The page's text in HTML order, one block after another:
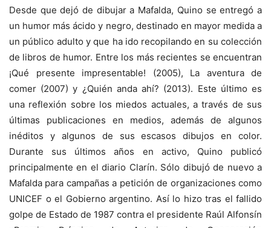
Desde que dejó de dibujar a Mafalda, Quino se entregó a
un humor más ácido y negro, destinado en mayor medida a
un público adulto y que ha ido recopilando en su colección
de libros de humor. Entre los más recientes se encuentran
¡Qué presente impresentable! (2005), La aventura de
comer (2007) y ¿Quién anda ahí? (2013). Este último es
una reflexión sobre los miedos actuales, a través de sus
últimas publicaciones en medios, además de algunos
inéditos y algunos de sus escasos dibujos en color.
Durante sus últimos años en activo, Quino publicó
principalmente en el diario Clarín. Sólo dibujó de nuevo a
Mafalda para campañas a petición de organizaciones como
UNICEF o el Gobierno argentino. Así lo hizo tras el fallido
golpe de Estado de 1987 contra el presidente Raúl Alfonsín